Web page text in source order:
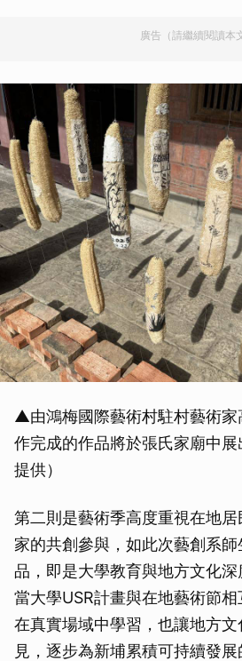
廣告（請繼續閱讀本
▲由鴻梅國際藝術村駐村藝術家
作完成的作品將於張氏家廟中
提供）
第二則是藝術季高度重視在地
家的共創參與，如此次藝創系
品，即是大學教育與地方文化深
當大學USR計畫與在地藝術節
在真實場域中學習，也讓地方
見，逐步為新埔累積可持續發展